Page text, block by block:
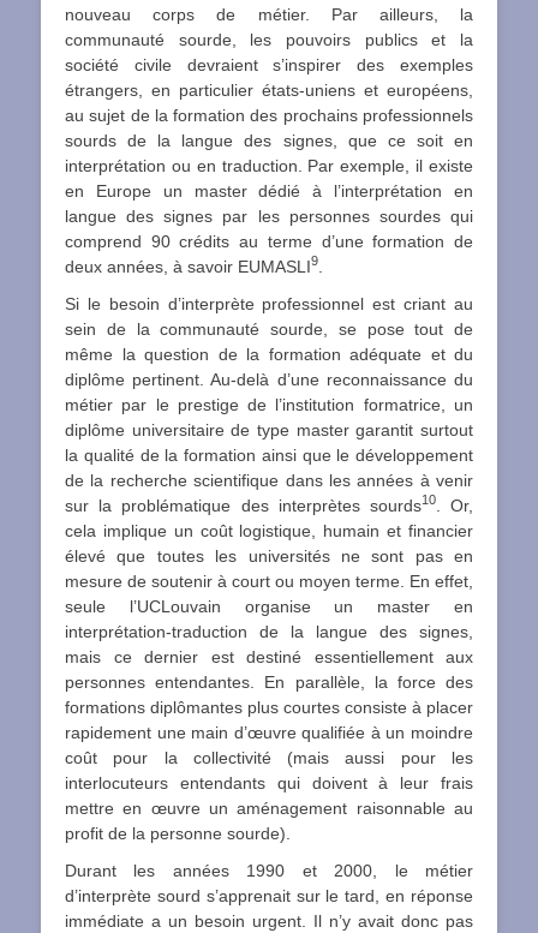
nouveau corps de métier. Par ailleurs, la
communauté sourde, les pouvoirs publics et la
société civile devraient s’inspirer des exemples
étrangers, en particulier états-uniens et européens,
au sujet de la formation des prochains professionnels
sourds de la langue des signes, que ce soit en
interprétation ou en traduction. Par exemple, il existe
en Europe un master dédié à l’interprétation en
langue des signes par les personnes sourdes qui
comprend 90 crédits au terme d’une formation de
deux années, à savoir EUMASLI9
Si le besoin d’interprète professionnel est criant au
sein de la communauté sourde, se pose tout de
même la question de la formation adéquate et du
diplôme pertinent. Au-delà d’une reconnaissance du
métier par le prestige de l’institution formatrice, un
diplôme universitaire de type master garantit surtout
la qualité de la formation ainsi que le développement
de la recherche scientifique dans les années à venir
sur la problématique des interprètes sourds10. Or,
cela implique un coût logistique, humain et financier
élevé que toutes les universités ne sont pas en
mesure de soutenir à court ou moyen terme. En effet,
seule l’UCLouvain organise un master en
interprétation-traduction de la langue des signes,
mais ce dernier est destiné essentiellement aux
personnes entendantes. En parallèle, la force des
formations diplômantes plus courtes consiste à placer
rapidement une main d’œuvre qualifiée à un moindre
coût pour la collectivité (mais aussi pour les
interlocuteurs entendants qui doivent à leur frais
mettre en œuvre un aménagement raisonnable au
profit de la personne sourde).
Durant les années 1990 et 2000, le métier
d’interprète sourd s’apprenait sur le tard, en réponse
immédiate a un besoin urgent. Il n’y avait donc pas